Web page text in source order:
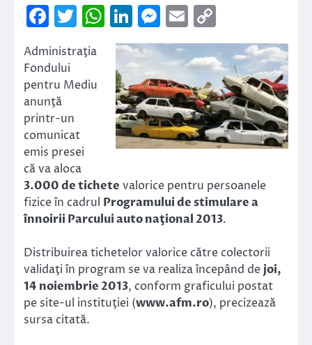
Facebook
Twitter
WhatsApp
LinkedIn
Messenger
Email
Link
Administraţia
Fondului
pentru Mediu
anunţă
printr-un
comunicat
emis presei
că va aloca
3.000 de tichete valorice pentru persoanele
fizice în cadrul Programului de stimulare a
înnoirii Parcului auto naţional 2013.
Distribuirea tichetelor valorice către colectorii
validaţi în program se va realiza începând de joi,
14 noiembrie 2013, conform graficului postat
pe site-ul instituţiei (www.afm.ro), precizează
sursa citată.